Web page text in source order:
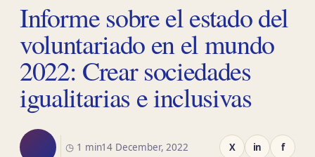
Informe sobre el estado del
voluntariado en el mundo
2022: Crear sociedades
igualitarias e inclusivas
◷ 1 min14 December, 2022 X in f